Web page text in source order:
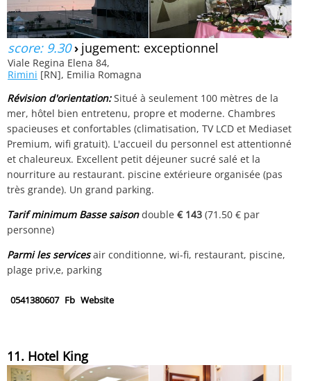
score: 9.30› jugement: exceptionnel
Viale Regina Elena 84,
Rimini [RN], Emilia Romagna
Révision d'orientation:Situé à seulement 100 mètres de la
mer, hôtel bien entretenu, propre et moderne. Chambres
spacieuses et confortables (climatisation, TV LCD et Mediaset
Premium, wifi gratuit). L'accueil du personnel est attentionné
et chaleureux. Excellent petit déjeuner sucré salé et la
nourriture au restaurant. piscine extérieure organisée (pas
très grande). Un grand parking.
Tarif minimum Basse saisondouble€ 143 (71.50 € par
personne)
Parmi les servicesair conditionne, wi-fi, restaurant, piscine,
plage priv‚e, parking
0541380607 Fb Website
11. Hotel King